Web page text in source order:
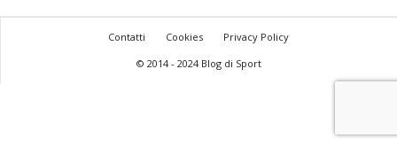
Contatti Cookies
Privacy Policy
© 2014 - 2024 Blog di Sport